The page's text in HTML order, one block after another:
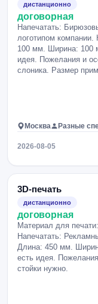
дистанционно
договорная
Напечатать:
логотипом
100 мм. Ширина: 100
идея. Пожелания и
слоника. Размер
Москва Разные
2026-08-05
3D-печать
дистанционно
договорная
Материал для
Напечатать:
Длина: 450 мм.
есть идея.
стойки нужно.